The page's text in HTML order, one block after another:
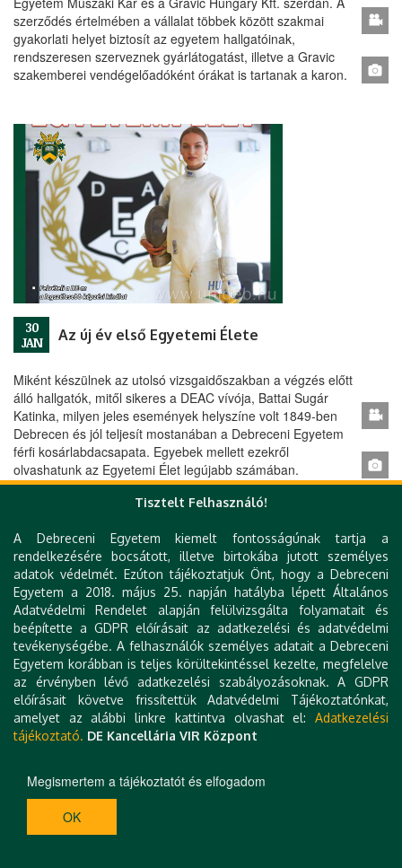
szerződés értelmében a vállalat többek között szakmai
gyakorlati helyet biztosít az egyetem hallgatóinak,
rendszeresen szerveznek gyárlátogatást, illetve a Gravic
szakemberei vendégelőadóként órákat is tartanak a karon.
30
JAN
Az új év első Egyetemi Élete
Miként készülnek az utolsó vizsgaidőszakban a végzés előtt
álló hallgatók, mitől sikeres a DEAC vívója, Battai Sugár
Katinka, milyen jeles események helyszíne volt 1849-ben
Debrecen és jól teljesít mostanában a Debreceni Egyetem
férfi kosárlabdacsapata. Egyebek mellett ezekről
olvashatunk az Egyetemi Élet legújabb számában.
Oldalak
« első ‹ előző … 88 89 90 91
92
93
94 95 96 … következő › utolsó »
Gyorslinkek
DE telefonkönyv
e-Organogram
Hibabejelentés
Technikai információk
Kapcsolat
H-4032 DEBRECEN, EGYETEM TÉR 1. | TEL.: +36 52 512 900
Tisztelt Felhasználó!
A Debreceni Egyetem kiemelt fontosságúnak tartja a
rendelkezésére bocsátott, illetve birtokába jutott személyes
adatok védelmét. Ezúton tájékoztatjuk Önt, hogy a Debreceni
Egyetem a 2018. május 25. napján hatályba lépett Általános
Adatvédelmi Rendelet alapján felülvizsgálta folyamatait és
beépítette a GDPR előírásait az adatkezelési és adatvédelmi
tevékenységébe. A felhasználók személyes adatait a Debreceni
Egyetem korábban is teljes körültekintéssel kezelte, megfelelve
az érvényben lévő adatkezelési szabályozásoknak. A GDPR
előírásait követve frissítettük Adatvédelmi Tájékoztatónkat,
amelyet az alábbi linkre kattintva olvashat el: Adatkezelési
tájékoztató. DE Kancellária VIR Központ
Megismertem a tájékoztatót és elfogadom
OK